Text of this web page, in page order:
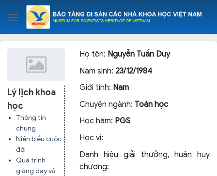
content
Lý lịch khoa
học
Thông tin
chung
Niên biểu cuộc
đời
Quá trình
giảng dạy và
Họ tên: Nguyễn Tuấn Duy
Năm sinh: 23/12/1984
Giới tính: Nam
Chuyên ngành: Toán học
Học hàm: PGS
Học vị:
Danh hiệu giải thưởng, huân huy
chương: